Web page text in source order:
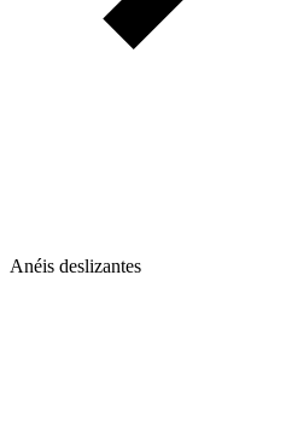
Anéis deslizantes